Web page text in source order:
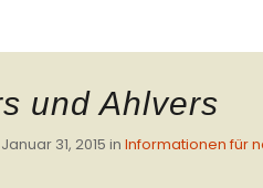
und Ahlvers
Januar 31, 2015 in Informationen für